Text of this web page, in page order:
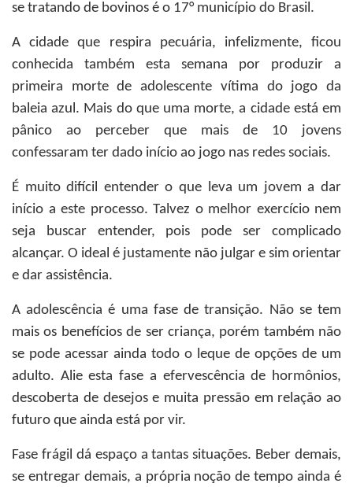
se tratando de bovinos é o 17° município do Brasil.
A cidade que respira pecuária, infelizmente, ficou
conhecida também esta semana por produzir a
primeira morte de adolescente vítima do jogo da
baleia azul. Mais do que uma morte, a cidade está em
pânico ao perceber que mais de 10 jovens
confessaram ter dado início ao jogo nas redes sociais.
É muito difícil entender o que leva um jovem a dar
início a este processo. Talvez o melhor exercício nem
seja buscar entender, pois pode ser complicado
alcançar. O ideal é justamente não julgar e sim orientar
e dar assistência.
A adolescência é uma fase de transição. Não se tem
mais os benefícios de ser criança, porém também não
se pode acessar ainda todo o leque de opções de um
adulto. Alie esta fase a efervescência de hormônios,
descoberta de desejos e muita pressão em relação ao
futuro que ainda está por vir.
Fase frágil dá espaço a tantas situações. Beber demais,
se entregar demais, a própria noção de tempo ainda é